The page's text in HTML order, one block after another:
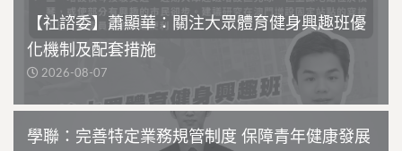
【社諮委】蕭顯華：關注大眾體育健身興趣班優
化機制及配套措施
2026-08-07
學聯：完善特定業務規管制度 保障青年健康發展